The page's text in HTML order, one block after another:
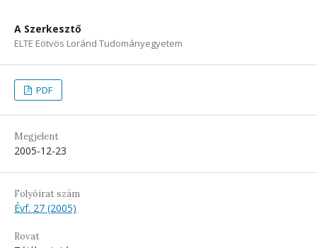
A Szerkesztő
ELTE Eötvös Loránd Tudományegyetem
PDF
Megjelent
2005-12-23
Folyóirat szám
Évf. 27 (2005)
Rovat